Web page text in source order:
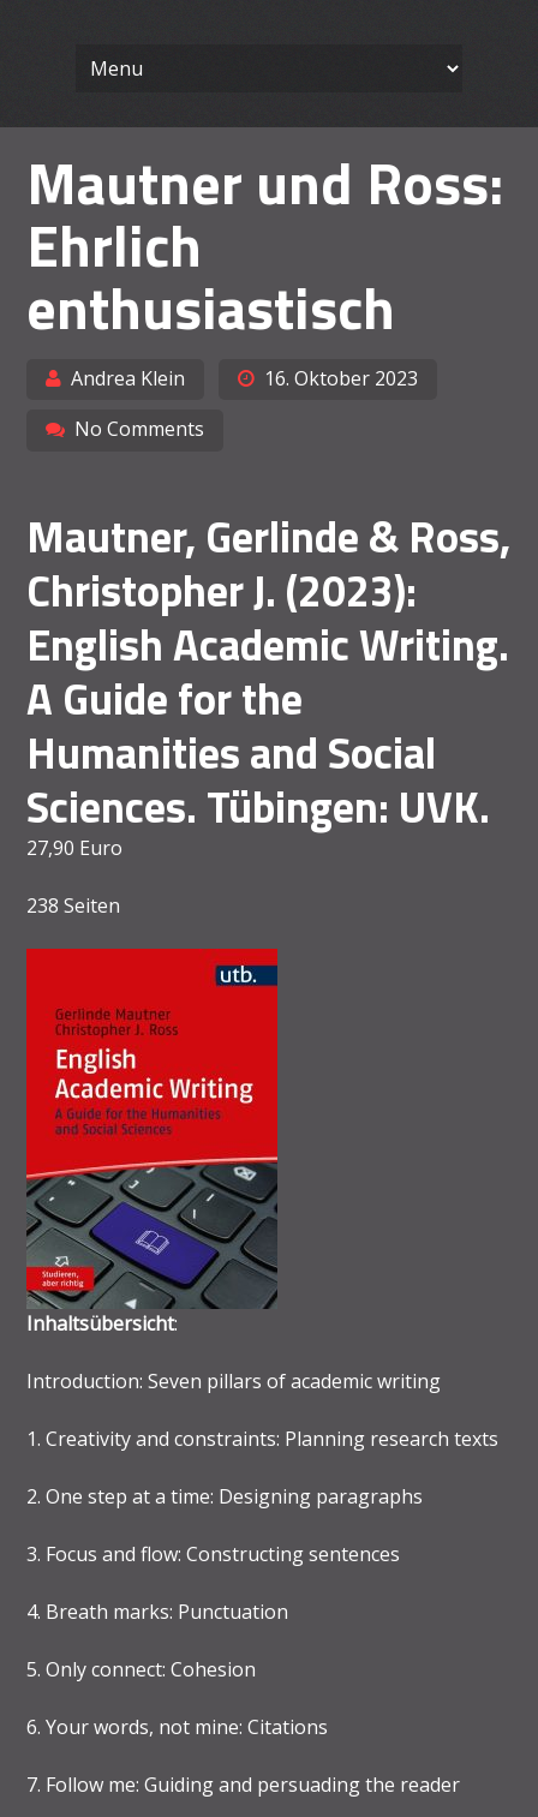
Arbeiten
Mautner und Ross:
Ehrlich
enthusiastisch
Andrea Klein
16. Oktober 2023
No Comments
Mautner, Gerlinde & Ross,
Christopher J. (2023):
English Academic Writing.
A Guide for the
Humanities and Social
Sciences. Tübingen: UVK.
27,90 Euro
238 Seiten
Inhaltsübersicht:
Introduction: Seven pillars of academic writing
1. Creativity and constraints: Planning research texts
2. One step at a time: Designing paragraphs
3. Focus and flow: Constructing sentences
4. Breath marks: Punctuation
5. Only connect: Cohesion
6. Your words, not mine: Citations
7. Follow me: Guiding and persuading the reader